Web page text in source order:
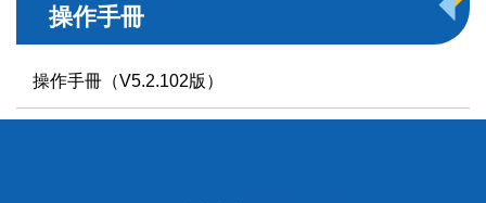
最新消息
教育訓練
操作手冊
操作手冊（V5.2.102版）